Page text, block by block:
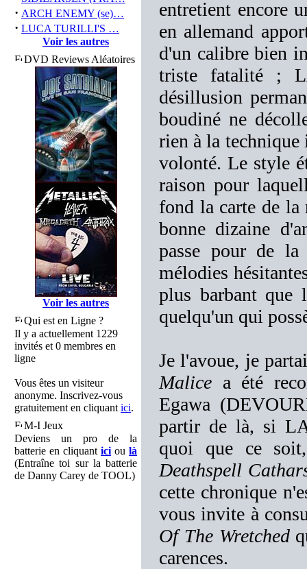
· ARCH ENEMY (se)…
· LUCA TURILLI'S …
Voir les autres
DVD Reviews Aléatoires
Voir les autres
Qui est en Ligne ?
Il y a actuellement 1229
invités et 0 membres en
ligne
Vous êtes un visiteur
anonyme. Inscrivez-vous
gratuitement en cliquant ici.
M-I Jeux
Deviens un pro de la
batterie en cliquant ici ou là
(Entraîne toi sur la batterie
de Danny Carey de TOOL)
entretient encore
en allemand
d'un calibre bien
triste fatalité ;
désillusion
boudiné ne
rien à la technique
volonté. Le style
raison pour
fond la carte de la
bonne dizaine
passe pour de
mélodies
plus barbant
quelqu'un qui
Je l'avoue, je
Malice a été
Egawa
partir de là, si
quoi que ce
Deathspell
cette chronique
vous invite à
Of The Wretched
carences.